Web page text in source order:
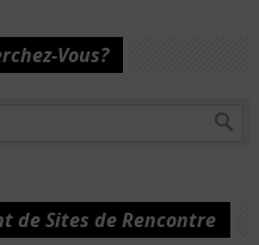
Vous?
de Sites de Rencontre